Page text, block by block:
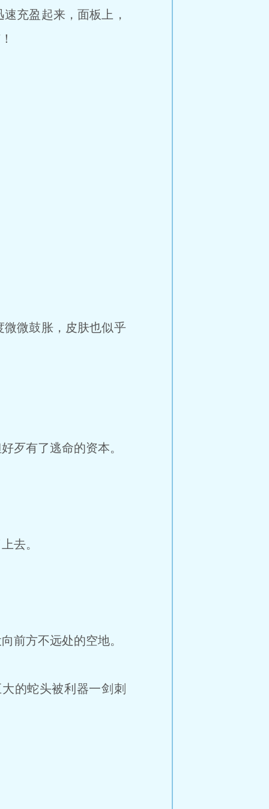
充盈起来，面板上，
微鼓胀，皮肤也似乎
歹有了逃命的资本。
去。
前方不远处的空地。
的蛇头被利器一剑刺